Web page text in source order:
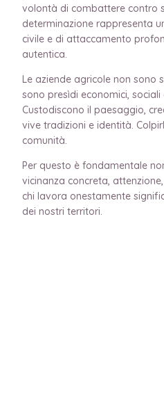
volontà di combattere contro
determinazione rappresenta
civile e di attaccamento
autentica.
Le aziende agricole non sono
sono presìdi economici,
Custodiscono il paesaggio,
vive tradizioni e identità.
comunità.
Per questo è fondamentale
vicinanza concreta,
chi lavora onestamente
dei nostri territori.